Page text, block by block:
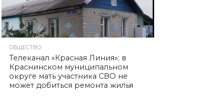
ОБЩЕСТВО
Телеканал «Красная Линия»: в
Краснинском муниципальном
округе мать участника СВО не
может добиться ремонта жилья